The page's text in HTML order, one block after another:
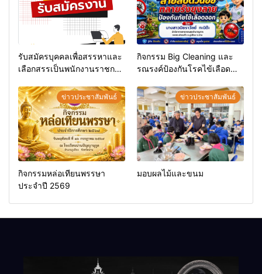
รับสมัครบุคคลเพื่อสรรหาและ
เลือกสรรเป็นพนักงานราชการ
กิจกรรม Big Cleaning และ
รณรงค์ป้องกันโรคไข้เลือด
ข่าวประชาสัมพันธ์
กิจกรรมหล่อเทียนพรรษา
ประจำปี 2569
ข่าวประชาสัมพันธ์
มอบผลไม้และขนม